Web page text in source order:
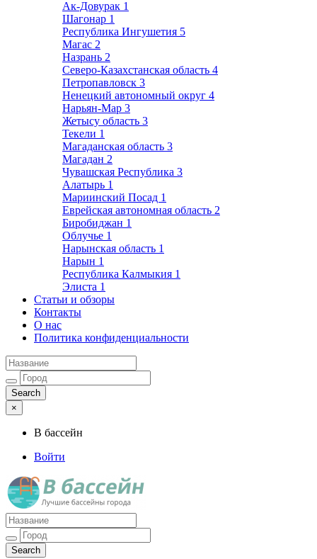
Ак-Довурак 1
Шагонар 1
Республика Ингушетия 5
Магас 2
Назрань 2
Северо-Казахстанская область 4
Петропавловск 3
Ненецкий автономный округ 4
Нарьян-Мар 3
Жетысу область 3
Текели 1
Магаданская область 3
Магадан 2
Чувашская Республика 3
Алатырь 1
Мариинский Посад 1
Еврейская автономная область 2
Биробиджан 1
Облучье 1
Нарынская область 1
Нарын 1
Республика Калмыкия 1
Элиста 1
Статьи и обзоры
Контакты
О нас
Политика конфиденциальности
×
В бассейн
Войти
Лучшие бассейны города